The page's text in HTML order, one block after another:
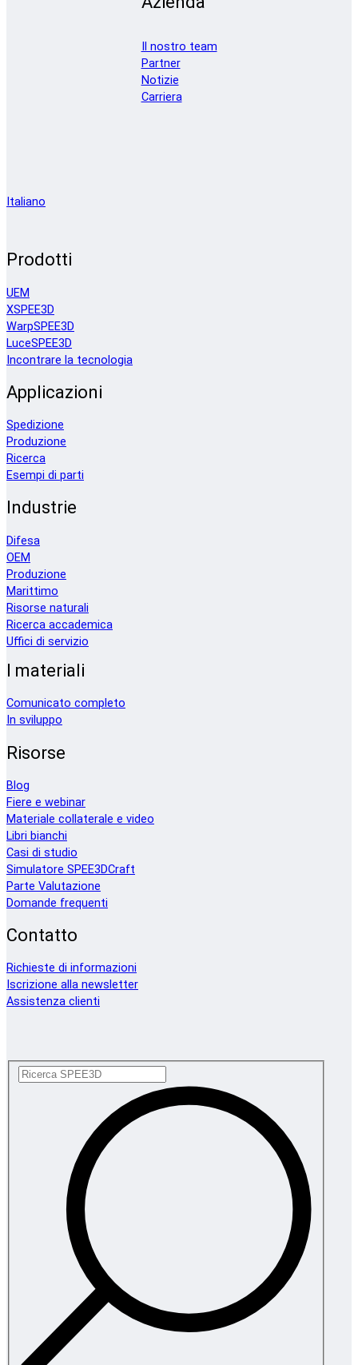
Il nostro team
Partner
Notizie
Carriera
Italiano
Prodotti
UEM
XSPEE3D
WarpSPEE3D
LuceSPEE3D
Incontrare la tecnologia
Applicazioni
Spedizione
Produzione
Ricerca
Esempi di parti
Industrie
Difesa
OEM
Produzione
Marittimo
Risorse naturali
Ricerca accademica
Uffici di servizio
I materiali
Comunicato completo
In sviluppo
Risorse
Blog
Fiere e webinar
Materiale collaterale e video
Libri bianchi
Casi di studio
Simulatore SPEE3DCraft
Parte Valutazione
Domande frequenti
Contatto
Richieste di informazioni
Iscrizione alla newsletter
Assistenza clienti